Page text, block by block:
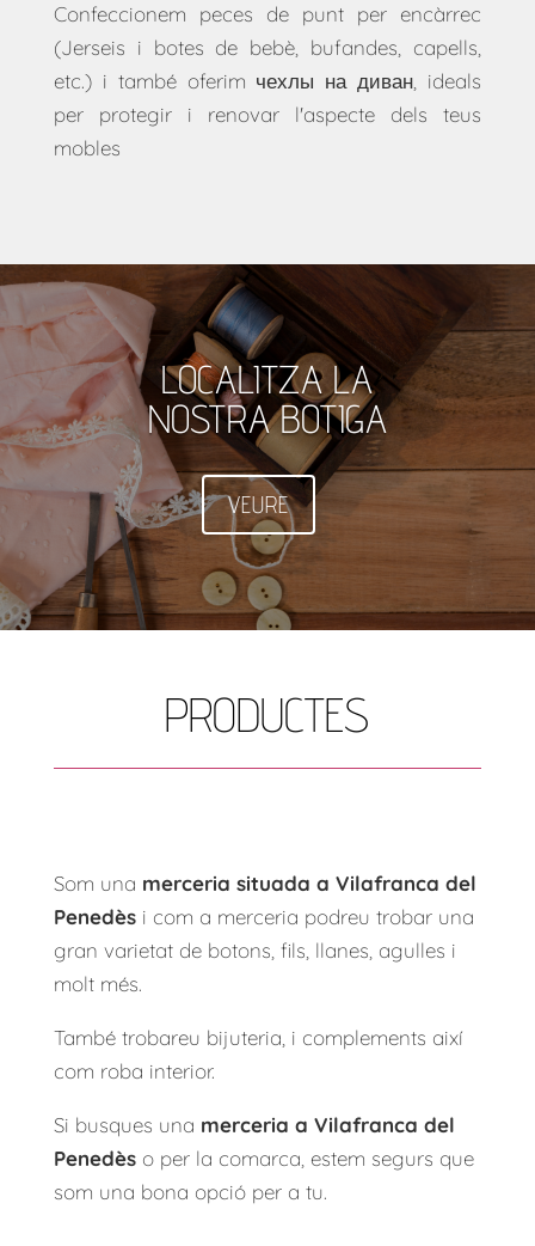
Confeccionem peces de punt per encàrrec
(Jerseis i botes de bebè, bufandes, capells,
etc.) i també oferim чехлы на диван, ideals
per protegir i renovar l'aspecte dels teus
mobles
LOCALITZA LA
NOSTRA BOTIGA
VEURE
PRODUCTES
Som una merceria situada a Vilafranca del
Penedèsi com a merceria podreu trobar una
gran varietat de botons, fils, llanes, agulles i
molt més.
També trobareu bijuteria, i complements així
com roba interior.
Si busques una merceria a Vilafranca del
Penedèso per la comarca, estem segurs que
som una bona opció per a tu.